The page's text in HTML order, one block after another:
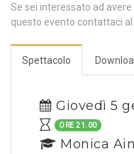
Se sei interessato ad
questo evento contattaci al
Spettacolo
Giovedì 5
ORE 21.00
Monica